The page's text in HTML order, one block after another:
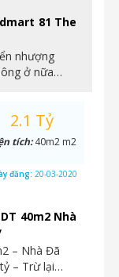
81 The
nhượng
ở nữa…
DT 40m2 Nhà
– Nhà Đã
– Trừ lại…
2.1 Tỷ
tích:40m2 m2
đăng: 20-03-2020